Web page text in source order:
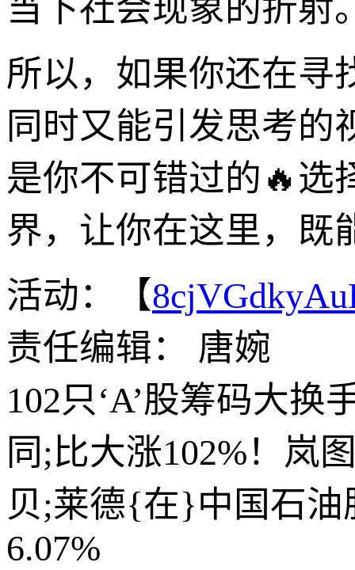
当下社会现象的折射
所以，如果你还在寻
同时又能引发思考的
是你不可错过的🔥选
界，让你在这里，既
活动：【
责任编辑： 唐婉
102只‘A’股筹码大换
同;比大涨102%！岚
贝;莱德{在}中国石油
6.07%